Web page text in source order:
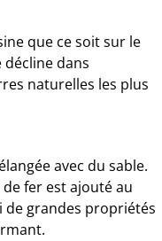
que ce soit sur le
dans
naturelles les plus
avec du sable.
fer est ajouté au
de grandes propriétés